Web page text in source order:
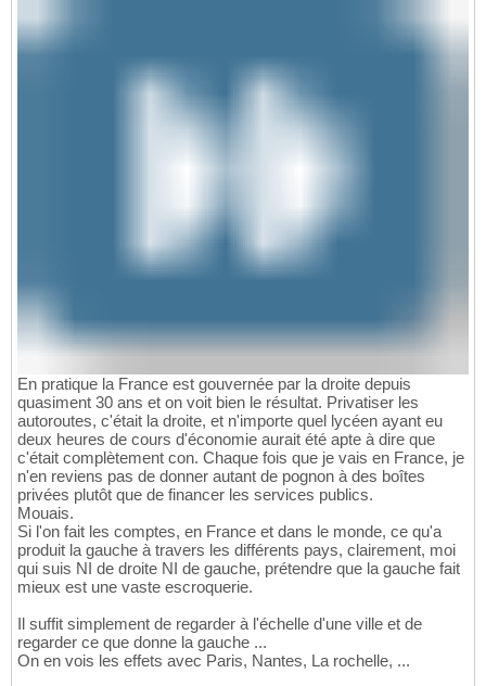
En pratique la France est gouvernée par la droite depuis
quasiment 30 ans et on voit bien le résultat. Privatiser les
autoroutes, c'était la droite, et n'importe quel lycéen ayant eu
deux heures de cours d'économie aurait été apte à dire que
c'était complètement con. Chaque fois que je vais en France, je
n'en reviens pas de donner autant de pognon à des boîtes
privées plutôt que de financer les services publics.
Mouais.
Si l'on fait les comptes, en France et dans le monde, ce qu'a
produit la gauche à travers les différents pays, clairement, moi
qui suis NI de droite NI de gauche, prétendre que la gauche fait
mieux est une vaste escroquerie.
Il suffit simplement de regarder à l'échelle d'une ville et de
regarder ce que donne la gauche ...
On en vois les effets avec Paris, Nantes, La rochelle, ...